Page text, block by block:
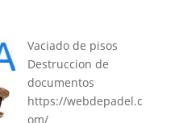
Vaciado de pisos
Destruccion de
documentos
https://webdepadel.c
om/